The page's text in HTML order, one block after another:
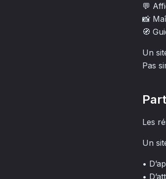
💬
📸
🧭
Un
Pas
Les
Un
•
•